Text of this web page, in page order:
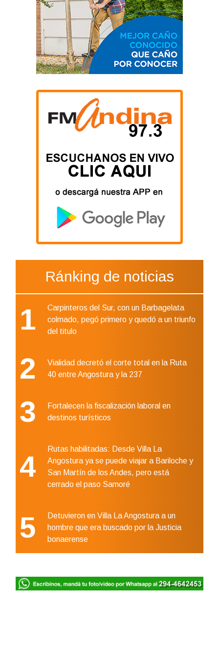
Ránking de noticias
1
Carpinteros del Sur, con un Barbagelata
colmado, pegó primero y quedó a un triunfo
del titulo
2
Vialidad decretó el corte total en la Ruta
40 entre Angostura y la 237
3
Fortalecen la fiscalización laboral en
destinos turísticos
4
Rutas habilitadas: Desde Villa La
Angostura ya se puede viajar a Bariloche y
San Martín de los Andes, pero está
cerrado el paso Samoré
5
Detuvieron en Villa La Angostura a un
hombre que era buscado por la Justicia
bonaerense